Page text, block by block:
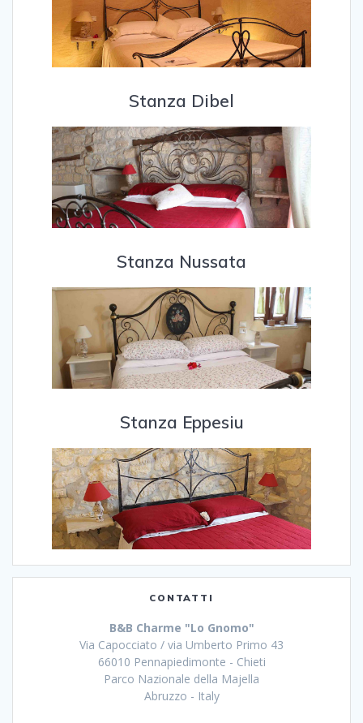
Stanza Dibel
Stanza Nussata
Stanza Eppesiu
CONTATTI
B&B Charme "Lo Gnomo"
Via Capocciato / via Umberto Primo 43
66010 Pennapiedimonte - Chieti
Parco Nazionale della Majella
Abruzzo - Italy